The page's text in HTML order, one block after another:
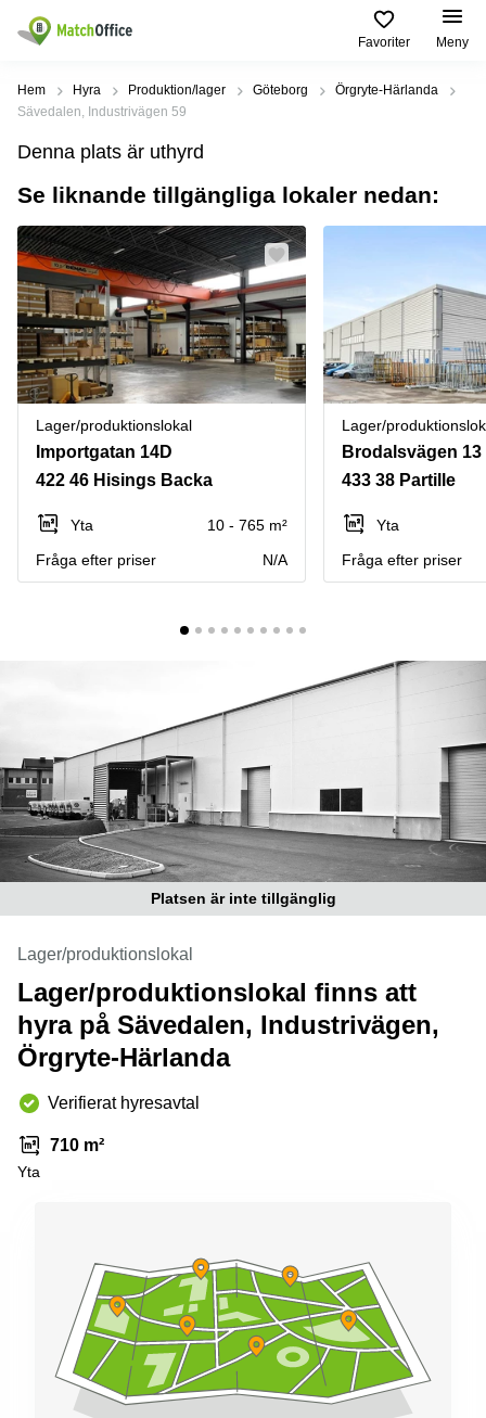
Favoriter Meny
Hyra / hyra ut
Kategorier
Kontor
Kontorshotell
Coworking
space
Lagerlokaler
Industrilokaler
Butikslokaler
Verkstad
Mötesrum
kontor
Populära
Städer
Stockholm
Göteborg
Malmö
Uppsala
Norrköping
Östermalm
Skåne
Älvsjö
Vasastan
Populära
sökningar
Kontorshotell
Stockholm
Hyra lokal
Stockholm
Kontorshotell
Göteborg
Coworking
Stockholm
Kontorshotell
Malmö
Coworking
Malmö
lokaler
Hägersten
Hjälp
Om oss
Bli hyresvärd
Pris
Logga in
Hem Hyra Produktion/lager Göteborg
Örgryte-Härlanda
Sävedalen, Industrivägen 59
Denna plats är uthyrd
Se liknande tillgängliga lokaler nedan:
Lager/produktionslokal
Importgatan 14D
422 46 Hisings Backa
Yta
10 - 765 m²
Fråga efter priser
N/A
Lager/
Brodalsvägen 13
433 38 Partille
Yta
Fråga efter priser
Platsen är inte tillgänglig
Lager/produktionslokal
Lager/produktionslokal finns att
hyra på Sävedalen, Industrivägen,
Örgryte-Härlanda
Verifierat hyresavtal
710 m²
Yta